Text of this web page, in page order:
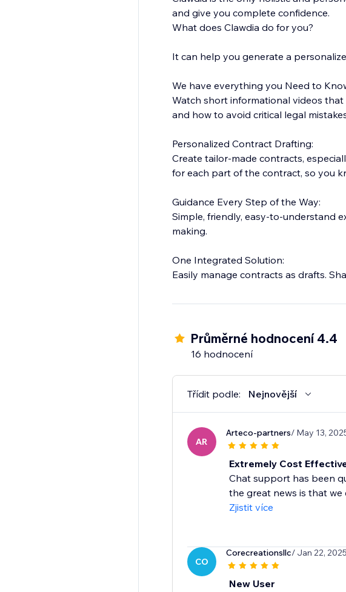
and give you complete confidence.
What does Clawdia do for you?
It can help you generate a
We have everything you Need to
Watch short informational videos
and how to avoid critical legal
Personalized Contract Drafting:
Create tailor-made contracts,
for each part of the contract, so you
Guidance Every Step of the Way:
Simple, friendly, easy-to-understand
making.
One Integrated Solution:
Easily manage contracts as drafts.
Průměrné hodnocení 4.4
16 hodnocení
Třídit podle: Nejnovější
AR
Arteco-partners/ May 13,
Extremely Cost
Chat support has been
the great news is that we
Zjistit více
CO
Corecreationsllc/ Jan 22, 2025
New User